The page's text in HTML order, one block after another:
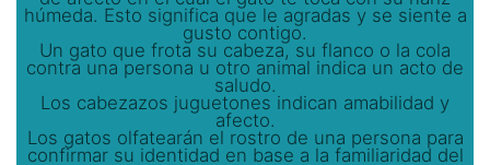
húmeda. Esto significa que le agradas y se siente a
gusto contigo.
Un gato que frota su cabeza, su flanco o la cola
contra una persona u otro animal indica un acto de
saludo.
Los cabezazos juguetones indican amabilidad y
afecto.
Los gatos olfatearán el rostro de una persona para
confirmar su identidad en base a la familiaridad del